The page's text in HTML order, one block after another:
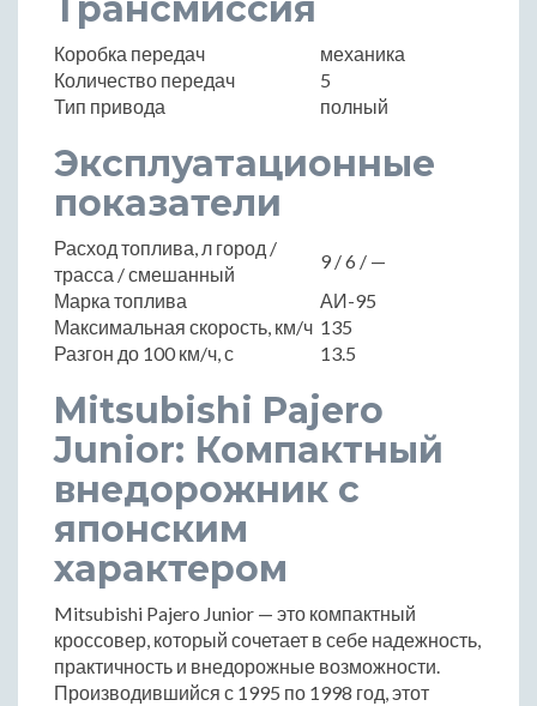
Трансмиссия
Коробка передач
механика
Количество передач
5
Тип привода
полный
Эксплуатационные
показатели
Расход топлива, л город /
трасса / смешанный
9 / 6 / —
Марка топлива
АИ-95
Максимальная скорость, км/ч 135
Разгон до 100 км/ч, с
13.5
Mitsubishi Pajero
Junior: Компактный
внедорожник с
японским
характером
Mitsubishi Pajero Junior — это компактный
кроссовер, который сочетает в себе надежность,
практичность и внедорожные возможности.
Производившийся с 1995 по 1998 год, этот